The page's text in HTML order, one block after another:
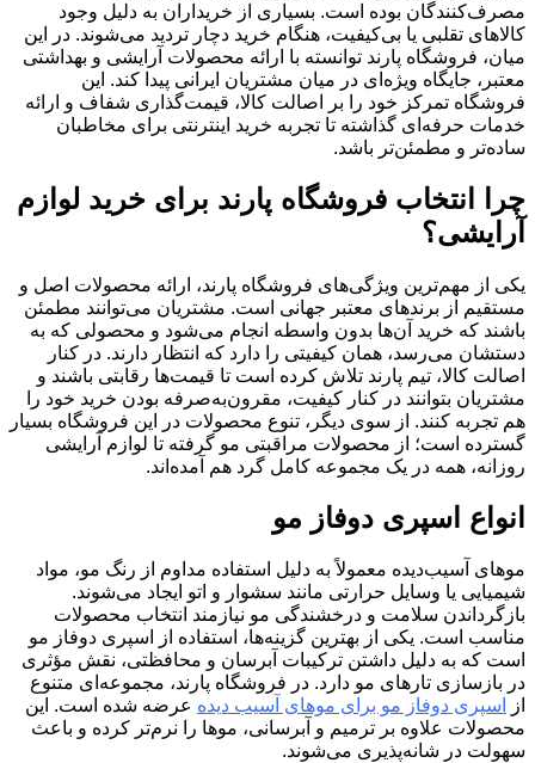
مصرف‌کنندگان بوده است. بسیاری از خریداران به دلیل وجود
کالاهای تقلبی یا بی‌کیفیت، هنگام خرید دچار تردید می‌شوند. در این
میان، فروشگاه پارند توانسته با ارائه محصولات آرایشی و بهداشتی
معتبر، جایگاه ویژه‌ای در میان مشتریان ایرانی پیدا کند. این
فروشگاه تمرکز خود را بر اصالت کالا، قیمت‌گذاری شفاف و ارائه
خدمات حرفه‌ای گذاشته تا تجربه خرید اینترنتی برای مخاطبان
ساده‌تر و مطمئن‌تر باشد.
چرا انتخاب فروشگاه پارند برای خرید لوازم
آرایشی؟
یکی از مهم‌ترین ویژگی‌های فروشگاه پارند، ارائه محصولات اصل و
مستقیم از برندهای معتبر جهانی است. مشتریان می‌توانند مطمئن
باشند که خرید آن‌ها بدون واسطه انجام می‌شود و محصولی که به
دستشان می‌رسد، همان کیفیتی را دارد که انتظار دارند. در کنار
اصالت کالا، تیم پارند تلاش کرده است تا قیمت‌ها رقابتی باشند و
مشتریان بتوانند در کنار کیفیت، مقرون‌به‌صرفه بودن خرید خود را
هم تجربه کنند. از سوی دیگر، تنوع محصولات در این فروشگاه بسیار
گسترده است؛ از محصولات مراقبتی مو گرفته تا لوازم آرایشی
روزانه، همه در یک مجموعه کامل گرد هم آمده‌اند.
انواع اسپری دوفاز مو
موهای آسیب‌دیده معمولاً به دلیل استفاده مداوم از رنگ مو، مواد
شیمیایی یا وسایل حرارتی مانند سشوار و اتو ایجاد می‌شوند.
بازگرداندن سلامت و درخشندگی مو نیازمند انتخاب محصولات
مناسب است. یکی از بهترین گزینه‌ها، استفاده از اسپری دوفاز مو
است که به دلیل داشتن ترکیبات آبرسان و محافظتی، نقش مؤثری
در بازسازی تارهای مو دارد. در فروشگاه پارند، مجموعه‌ای متنوع
از
اسپری دوفاز مو برای موهای آسیب دیده عرضه شده است. این
محصولات علاوه بر ترمیم و آبرسانی، موها را نرم‌تر کرده و باعث
سهولت در شانه‌پذیری می‌شوند.